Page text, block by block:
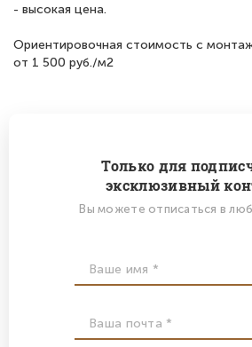
- высокая цена.
Ориентировочная стоимость с
от 1 500 руб./м2
Только для
эксклюзивный
Вы можете отписаться в